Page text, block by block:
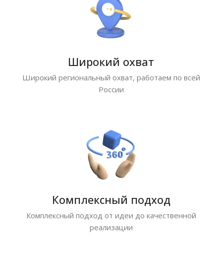
Широкий охват
Широкий региональный охват, работаем по всей
России
Комплексный подход
Комплексный подход от идеи до качественной
реализации